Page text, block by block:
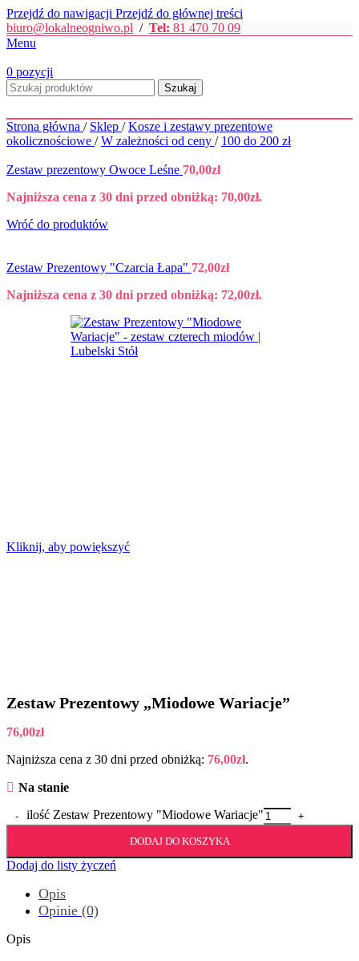
Przejdź do nawigacji Przejdź do głównej treści
biuro@lokalneogniwo.pl / Tel: 81 470 70 09
Menu
0 pozycji
Szukaj
Strona główna / Sklep / Kosze i zestawy prezentowe
okolicznościowe / W zależności od ceny / 100 do 200 zł
Zestaw prezentowy Owoce Leśne 70,00zł
Najniższa cena z 30 dni przed obniżką: 70,00zł.
Wróć do produktów
Zestaw Prezentowy "Czarcia Łapa" 72,00zł
Najniższa cena z 30 dni przed obniżką: 72,00zł.
Kliknij, aby powiększyć
Zestaw Prezentowy „Miodowe Wariacje”
76,00zł
Najniższa cena z 30 dni przed obniżką: 76,00zł.
Na stanie
ilość Zestaw Prezentowy "Miodowe Wariacje"
DODAJ DO KOSZYKA
Dodaj do listy życzeń
Opis
Opinie (0)
Opis